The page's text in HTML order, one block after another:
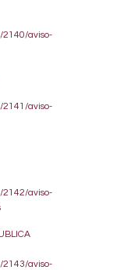
aviso-
aviso-
aviso-
aviso-